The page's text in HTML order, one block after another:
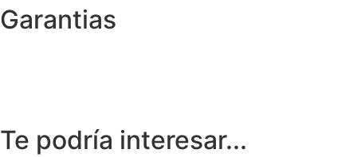
Garantias
Te podría interesar...